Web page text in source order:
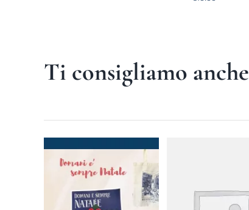
Ti consigliamo anche